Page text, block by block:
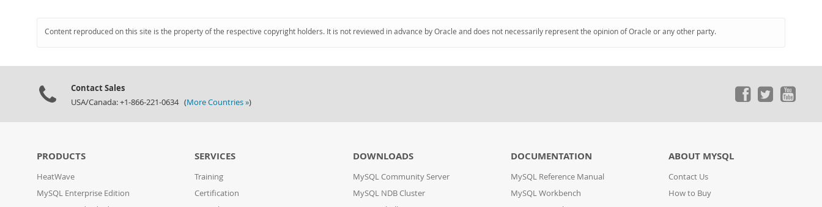
Content reproduced on this site is the property of the respective copyright holders. It is not reviewed in advance by Oracle and does not necessarily represent the opinion of Oracle or any other party.
Contact Sales
USA/Canada: +1-866-221-0634 (More Countries »)
PRODUCTS
HeatWave
MySQL Enterprise Edition
SERVICES
Training
Certification
DOWNLOADS
MySQL Community Server
MySQL NDB Cluster
DOCUMENTATION
MySQL Reference Manual
MySQL Workbench
ABOUT MYSQL
Contact Us
How to Buy